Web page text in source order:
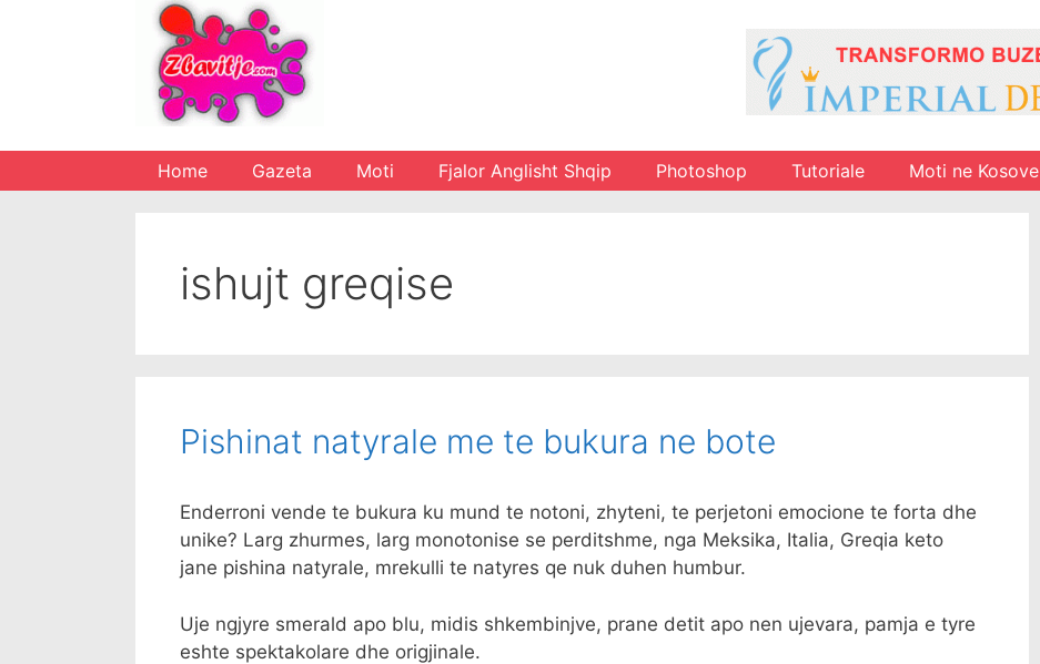
Home Gazeta Moti Fjalor Anglisht Shqip Photoshop Tutoriale Moti ne Kosove
ishujt greqise
Pishinat natyrale me te bukura ne bote
Enderroni vende te bukura ku mund te notoni, zhyteni, te perjetoni emocione te forta dhe
unike? Larg zhurmes, larg monotonise se perditshme, nga Meksika, Italia, Greqia keto
jane pishina natyrale, mrekulli te natyres qe nuk duhen humbur.
Uje ngjyre smerald apo blu, midis shkembinjve, prane detit apo nen ujevara, pamja e tyre
eshte spektakolare dhe origjinale.